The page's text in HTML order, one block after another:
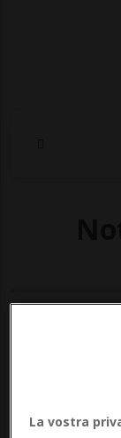
La vostra